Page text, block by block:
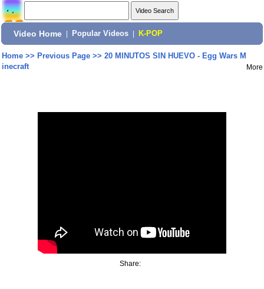
Video Home Popular Videos K-POP
Home>> Previous Page>> 20 MINUTOS SIN HUEVO - Egg Wars M
inecraft
More
Share: